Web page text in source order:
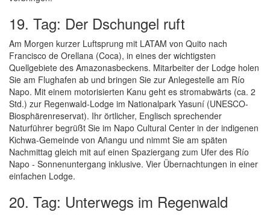
19. Tag: Der Dschungel ruft
Am Morgen kurzer Luftsprung mit LATAM von Quito nach
Francisco de Orellana (Coca), in eines der wichtigsten
Quellgebiete des Amazonasbeckens. Mitarbeiter der Lodge holen
Sie am Flughafen ab und bringen Sie zur Anlegestelle am Río
Napo. Mit einem motorisierten Kanu geht es stromabwärts (ca. 2
Std.) zur Regenwald-Lodge im Nationalpark Yasuní (UNESCO-
Biosphärenreservat). Ihr örtlicher, Englisch sprechender
Naturführer begrüßt Sie im Napo Cultural Center in der indigenen
Kichwa-Gemeinde von Añangu und nimmt Sie am späten
Nachmittag gleich mit auf einen Spaziergang zum Ufer des Río
Napo - Sonnenuntergang inklusive. Vier Übernachtungen in einer
einfachen Lodge.
20. Tag: Unterwegs im Regenwald